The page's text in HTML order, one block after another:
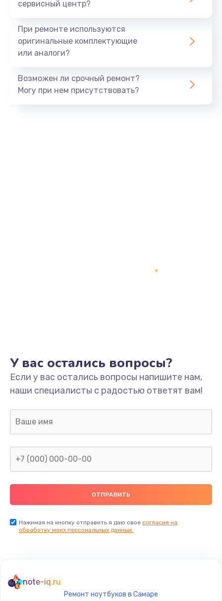
сервисный центр?
При ремонте используются
оригинальные комплектующие
или аналоги?
Возможен ли срочный ремонт?
Могу при нем присутствовать?
У вас остались вопросы?
Если у вас остались вопросы напишите нам,
наши специалисты с радостью ответят вам!
Нажимая на кнопку отправить я даю свое согласие на
обработку моих персональных данных.
note-iq.ru
Ремонт ноутбуков в Самаре